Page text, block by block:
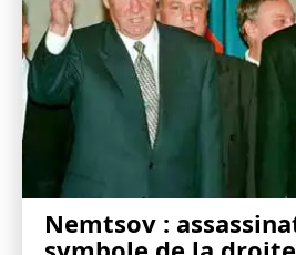
Nemtsov :